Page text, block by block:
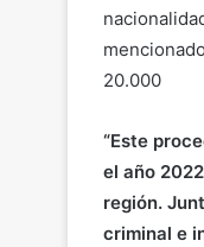
20.000
“Este
el año
región.
criminal e